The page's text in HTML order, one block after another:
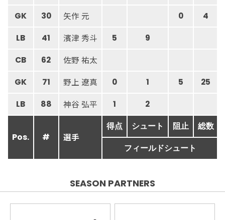
GK 30 矢作 元 0 4
LB 41 濱津 秀斗 5 9
CB 62 佐野 祐太
GK 71 野上 遼真 0 1 5 25
LB 88 神谷 弘平 1 2
Pos. # 選手
得点 シュート 阻止 総数
フィールドシュート
SEASON PARTNERS